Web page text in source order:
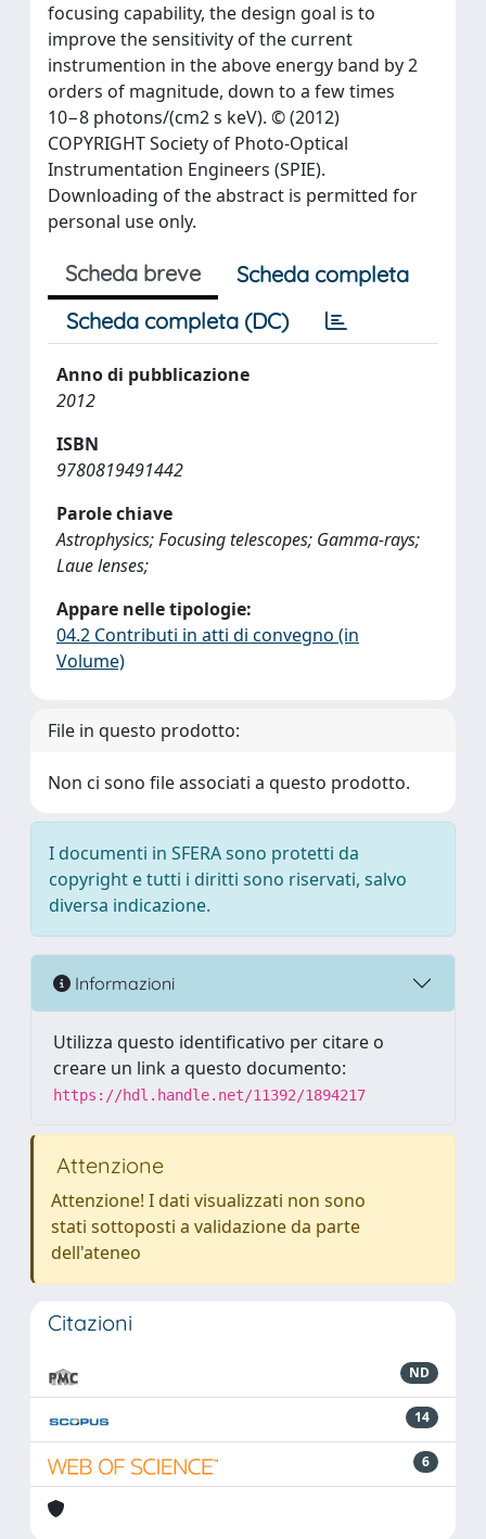
focusing capability, the design goal is to
improve the sensitivity of the current
instrumention in the above energy band by 2
orders of magnitude, down to a few times
10−8 photons/(cm2 s keV). © (2012)
COPYRIGHT Society of Photo-Optical
Instrumentation Engineers (SPIE).
Downloading of the abstract is permitted for
personal use only.
Scheda breve
Scheda completa
Scheda completa (DC)
Anno di pubblicazione
2012
ISBN
9780819491442
Parole chiave
Astrophysics; Focusing telescopes; Gamma-rays;
Laue lenses;
Appare nelle tipologie:
04.2 Contributi in atti di convegno (in
Volume)
File in questo prodotto:
Non ci sono file associati a questo prodotto.
I documenti in SFERA sono protetti da
copyright e tutti i diritti sono riservati, salvo
diversa indicazione.
Informazioni
Utilizza questo identificativo per citare o
creare un link a questo documento:
https://hdl.handle.net/11392/1894217
Attenzione
Attenzione! I dati visualizzati non sono
stati sottoposti a validazione da parte
dell'ateneo
Citazioni
ND
14
6